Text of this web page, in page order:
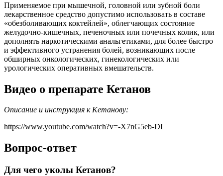
Применяемое при мышечной, головной или зубной боли
лекарственное средство допустимо использовать в составе
«обезболивающих коктейлей», облегчающих состояние
желудочно-кишечных, печеночных или почечных колик, или
дополнять наркотическими анальгетиками, для более быстро
и эффективного устранения болей, возникающих после
обширных онкологических, гинекологических или
урологических оперативных вмешательств.
Видео о препарате Кетанов
Описание и инструкция к Кетанову:
https://www.youtube.com/watch?v=-X7nG5eb-DI
Вопрос-ответ
Для чего уколы Кетанов?